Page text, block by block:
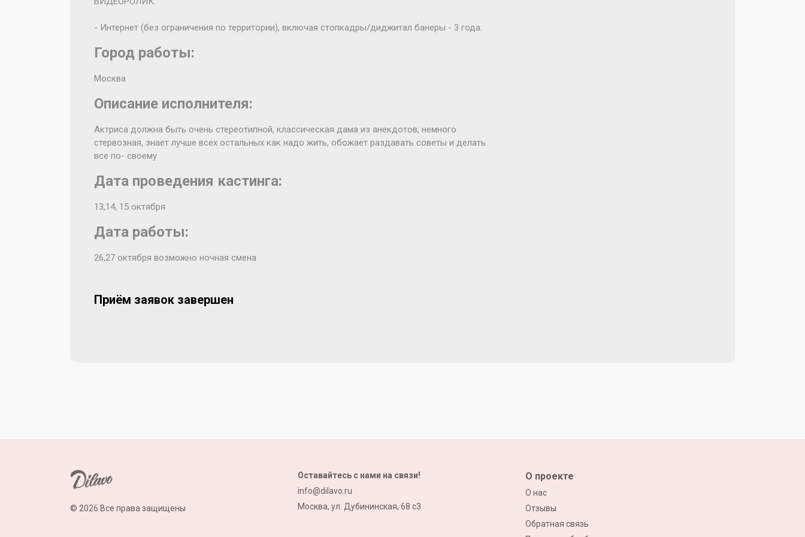
- Интернет (без ограничения по территории), включая стопкадры/диджитал банеры - 3 года.
Город работы:
Москва
Описание исполнителя:
Актриса должна быть очень стереотипной, классическая дама из анекдотов, немного
стервозная, знает лучше всех остальных как надо жить, обожает раздавать советы и делать
все по- своему
Дата проведения кастинга:
13,14, 15 октября
Дата работы:
26,27 октября возможно ночная смена
Приём заявок завершен
© 2026 Все права защищены
О проекте
О нас
Отзывы
Обратная связь
Оставайтесь с нами на связи!
info@dilavo.ru
Москва, ул. Дубининская, 68 с3